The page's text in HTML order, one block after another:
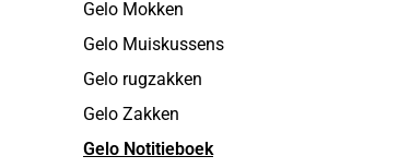
Gelo Mokken
Gelo Muiskussens
Gelo rugzakken
Gelo Zakken
Gelo Notitieboek